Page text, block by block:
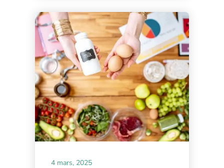
4 mars, 2025